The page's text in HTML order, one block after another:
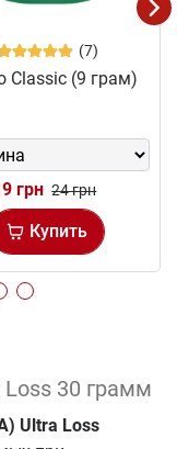
(7)
Classic (9 грам)
грн 24 грн
Купить
Loss 30 грамм
Ultra Loss